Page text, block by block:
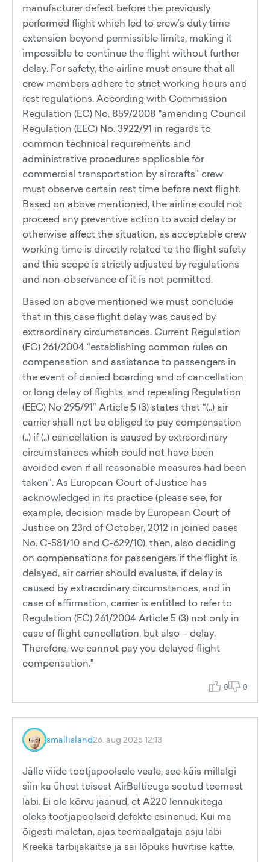
manufacturer defect before the previously
performed flight which led to crew’s duty time
extension beyond permissible limits, making it
impossible to continue the flight without further
delay. For safety, the airline must ensure that all
crew members adhere to strict working hours and
rest regulations. According with Commission
Regulation (EC) No. 859/2008 "amending Council
Regulation (EEC) No. 3922/91 in regards to
common technical requirements and
administrative procedures applicable for
commercial transportation by aircrafts” crew
must observe certain rest time before next flight.
Based on above mentioned, the airline could not
proceed any preventive action to avoid delay or
otherwise affect the situation, as acceptable crew
working time is directly related to the flight safety
and this scope is strictly adjusted by regulations
and non-observance of it is not permitted.
Based on above mentioned we must conclude
that in this case flight delay was caused by
extraordinary circumstances. Current Regulation
(EC) 261/2004 “establishing common rules on
compensation and assistance to passengers in
the event of denied boarding and of cancellation
or long delay of flights, and repealing Regulation
(EEC) No 295/91” Article 5 (3) states that “(..) air
carrier shall not be obliged to pay compensation
(..) if (..) cancellation is caused by extraordinary
circumstances which could not have been
avoided even if all reasonable measures had been
taken”. As European Court of Justice has
acknowledged in its practice (please see, for
example, decision made by European Court of
Justice on 23rd of October, 2012 in joined cases
No. C-581/10 and C-629/10), then, also deciding
on compensations for passengers if the flight is
delayed, air carrier should evaluate, if delay is
caused by extraordinary circumstances, and in
case of affirmation, carrier is entitled to refer to
Regulation (EC) 261/2004 Article 5 (3) not only in
case of flight cancellation, but also – delay.
Therefore, we cannot pay you delayed flight
compensation."
0 0
smallisland26. aug 2025 12:13
Jälle viide tootjapoolsele veale, see käis millalgi
siin ka ühest teisest AirBalticuga seotud teemast
läbi. Ei ole kõrvu jäänud, et A220 lennukitega
oleks tootjapoolseid defekte esinenud. Kui ma
õigesti mäletan, ajas teemaalgataja asju läbi
Kreeka tarbijakaitse ja sai lõpuks hüvitise kätte.